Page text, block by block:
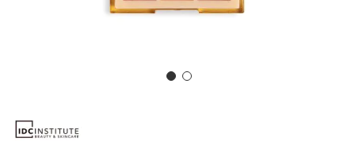
началото